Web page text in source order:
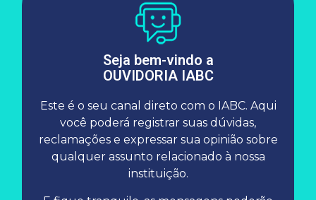
Seja bem-vindo a
OUVIDORIA IABC
Este é o seu canal direto com o IABC. Aqui
você poderá registrar suas dúvidas,
reclamações e expressar sua opinião sobre
qualquer assunto relacionado à nossa
instituição.
COMUNICADO
IMPORTANTE: